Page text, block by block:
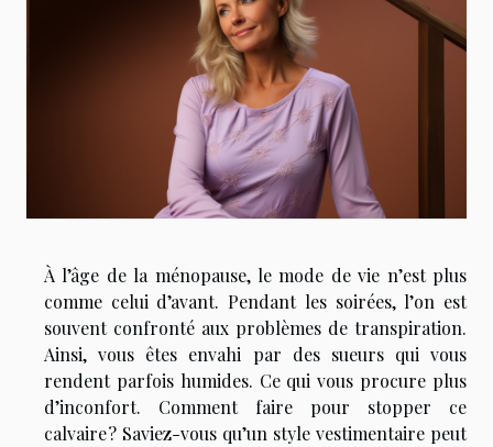
À l’âge de la ménopause, le mode de vie n’est plus
comme celui d’avant. Pendant les soirées, l’on est
souvent confronté aux problèmes de transpiration.
Ainsi, vous êtes envahi par des sueurs qui vous
rendent parfois humides. Ce qui vous procure plus
d’inconfort. Comment faire pour stopper ce
calvaire ? Saviez-vous qu’un style vestimentaire peut